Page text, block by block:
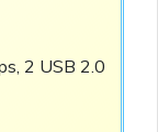
2 USB 2.0